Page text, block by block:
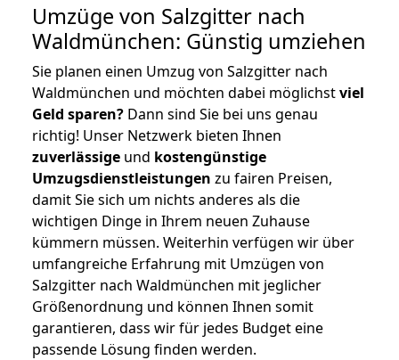
Umzüge von Salzgitter nach
Waldmünchen: Günstig umziehen
Sie planen einen Umzug von Salzgitter nach
Waldmünchen und möchten dabei möglichstviel
Geld sparen? Dann sind Sie bei uns genau
richtig! Unser Netzwerk bieten Ihnen
zuverlässige und kostengünstige
Umzugsdienstleistungen zu fairen Preisen,
damit Sie sich um nichts anderes als die
wichtigen Dinge in Ihrem neuen Zuhause
kümmern müssen. Weiterhin verfügen wir über
umfangreiche Erfahrung mit Umzügen von
Salzgitter nach Waldmünchen mit jeglicher
Größenordnung und können Ihnen somit
garantieren, dass wir für jedes Budget eine
passende Lösung finden werden.